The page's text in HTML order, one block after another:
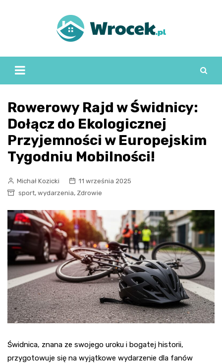
Rowerowy Rajd w Świdnicy:
Dołącz do Ekologicznej
Przyjemności w Europejskim
Tygodniu Mobilności!
Michał Kozicki
11 września 2025
sport, wydarzenia, Zdrowie
Świdnica, znana ze swojego uroku i bogatej historii,
przygotowuje się na wyjątkowe wydarzenie dla fanów